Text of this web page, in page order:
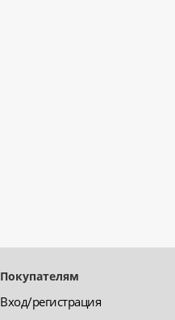
Покупателям
Вход/регистрация